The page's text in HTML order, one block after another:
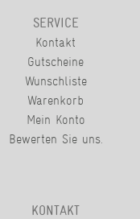
SERVICE
Kontakt
Gutscheine
Wunschliste
Warenkorb
Mein Konto
Bewerten Sie uns.
KONTAKT